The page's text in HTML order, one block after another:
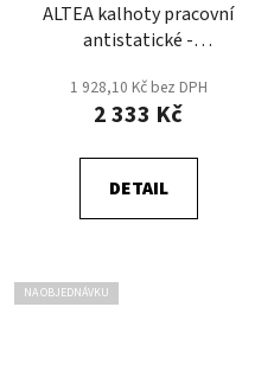
ALTEA kalhoty pracovní
antistatické -
1 928,10 Kč bez DPH
2 333 Kč
DETAIL
NA OBJEDNÁVKU